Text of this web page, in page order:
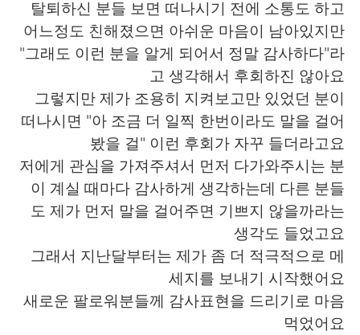
탈퇴하신 분들 보면 떠나시기 전에 소통도 하고
어느정도 친해졌으면 아쉬운 마음이 남아있지만
"그래도 이런 분을 알게 되어서 정말 감사하다"라
고 생각해서 후회하진 않아요
그렇지만 제가 조용히 지켜보고만 있었던 분이
떠나시면 "아 조금 더 일찍 한번이라도 말을 걸어
봤을 걸" 이런 후회가 자꾸 들더라고요
저에게 관심을 가져주셔서 먼저 다가와주시는 분
이 계실 때마다 감사하게 생각하는데 다른 분들
도 제가 먼저 말을 걸어주면 기쁘지 않을까라는
생각도 들었고요
그래서 지난달부터는 제가 좀 더 적극적으로 메
세지를 보내기 시작했어요
새로운 팔로워분들께 감사표현을 드리기로 마음
먹었어요